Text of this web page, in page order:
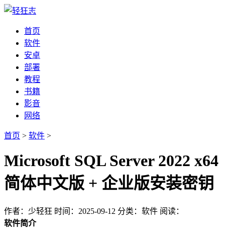
首页
软件
安卓
部署
教程
书籍
影音
网络
首页 > 软件 >
Microsoft SQL Server 2022 x64
简体中文版 + 企业版安装密钥
作者：少轻狂 时间：2025-09-12 分类：软件 阅读：
软件简介